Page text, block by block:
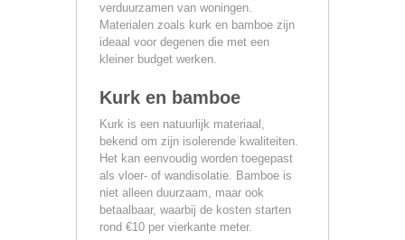
verduurzamen van woningen.
Materialen zoals kurk en bamboe zijn
ideaal voor degenen die met een
kleiner budget werken.
Kurk en bamboe
Kurk is een natuurlijk materiaal,
bekend om zijn isolerende kwaliteiten.
Het kan eenvoudig worden toegepast
als vloer- of wandisolatie. Bamboe is
niet alleen duurzaam, maar ook
betaalbaar, waarbij de kosten starten
rond €10 per vierkante meter.